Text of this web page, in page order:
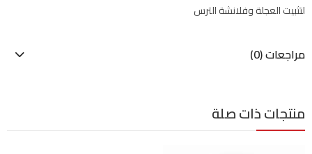
لتثبيت العجلة وفلانشة الترس
مراجعات (0)
منتجات ذات صلة